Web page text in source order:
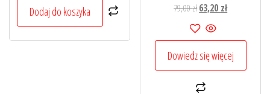
59,00 zł.
47,20 zł.
Dodaj do koszyka 79,00złPierwotna
cena
wynosiła:
79,00 zł.
63,20 złAktualna
63,20 zł.
Dowiedz się więcej